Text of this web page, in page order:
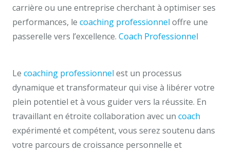
carrière ou une entreprise cherchant à optimiser ses
performances, le coaching professionnel offre une
passerelle vers l’excellence. Coach Professionnel
Le coaching professionnel est un processus
dynamique et transformateur qui vise à libérer votre
plein potentiel et à vous guider vers la réussite. En
travaillant en étroite collaboration avec un coach
expérimenté et compétent, vous serez soutenu dans
votre parcours de croissance personnelle et